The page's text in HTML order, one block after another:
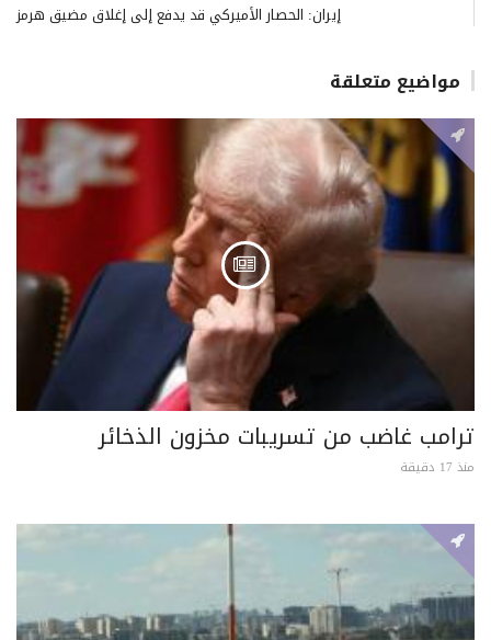
إيران: الحصار الأميركي قد يدفع إلى إغلاق مضيق هرمز
مواضيع متعلقة
ترامب غاضب من تسريبات مخزون الذخائر
منذ 17 دقيقة